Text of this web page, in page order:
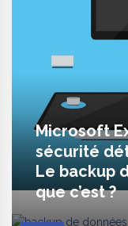
Microsoft
sécurité
Le backup
que c’est ?